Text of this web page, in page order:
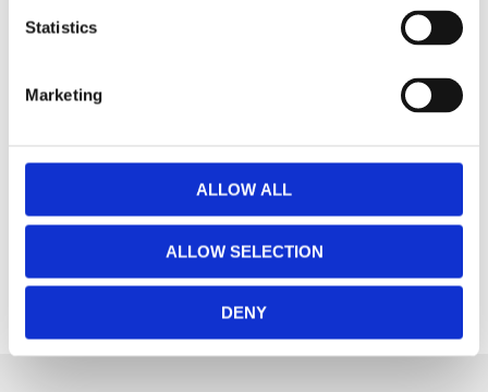
Statistics
Marketing
ALLOW ALL
ALLOW SELECTION
DENY
ett PL lysrör på 11W som ger en bra
arbetsbelysning. Strömbrytare på lamphuvudet.
Ljuskälla ingår. Bördsfäste kan köpas till separat.
Visa alla produkter från AH Belysning